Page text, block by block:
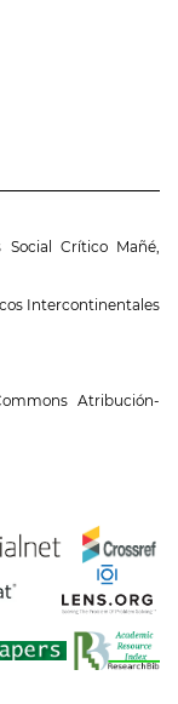
Crítico Mañé,
Intercontinentales
Atribución-